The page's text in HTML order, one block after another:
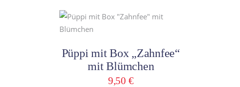
In den Warenkorb
Püppi mit Box „Zahnfee“
mit Blümchen
9,50 €